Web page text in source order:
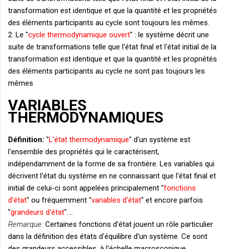
transformation est identique et que la quantité et les propriétés
des éléments participants au cycle sont toujours les mêmes.
2. Le "cycle thermodynamique ouvert" : le système décrit une
suite de transformations telle que l'état final et l'état initial de la
transformation est identique et que la quantité et les propriétés
des éléments participants au cycle ne sont pas toujours les
mêmes
VARIABLES
THERMODYNAMIQUES
Définition: "L'état thermodynamique" d'un système est
l'ensemble des propriétés qui le caractérisent,
indépendamment de la forme de sa frontière. Les variables qui
décrivent l'état du système en ne connaissant que l'état final et
initial de celui-ci sont appelées principalement "fonctions
d'état" ou fréquemment "variables d'état" et encore parfois
"grandeurs d'état"....
Remarque: Certaines fonctions d'état jouent un rôle particulier
dans la définition des états d'équilibre d'un système. Ce sont